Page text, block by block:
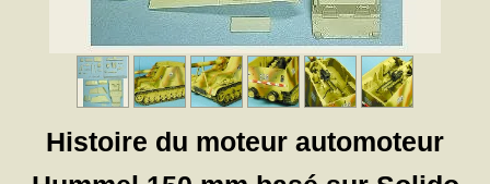
Histoire du moteur automoteur